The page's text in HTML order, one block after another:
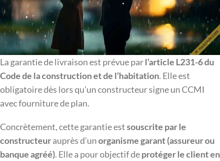
La garantie de livraison est prévue parl’article L231-6 du
Code de la construction et de l’habitation. Elle est
obligatoire dès lors qu’un constructeur signe un CCMI
avec fourniture de plan.
Concrètement, cette garantie estsouscrite par le
constructeurauprès d’unorganisme garant (assureur ou
banque agréé). Elle a pour objectif deprotéger le client en